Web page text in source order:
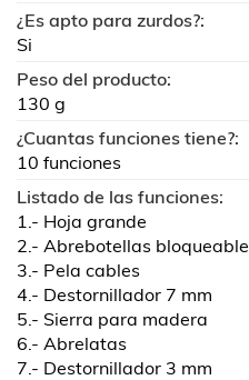
¿Es apto para zurdos?:
Si
Peso del producto:
130 g
¿Cuantas funciones tiene?:
10 funciones
Listado de las funciones:
1.- Hoja grande
2.- Abrebotellas bloqueable
3.- Pela cables
4.- Destornillador 7 mm
5.- Sierra para madera
6.- Abrelatas
7.- Destornillador 3 mm